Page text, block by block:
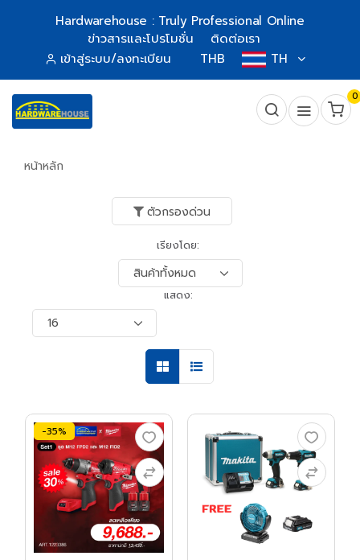
Hardwarehouse : Truly Professional Online
ข่าวสารและโปรโมชั่น
ติดต่อเรา
เข้าสู่ระบบ/ลงทะเบียน
THB TH
0
หน้าหลัก
ตัวกรองด่วน
เรียงโดย:
แสดง:
-35%